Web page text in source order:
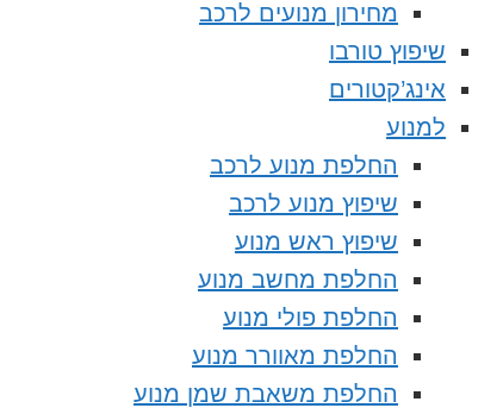
מחירון מנועים לרכב
שיפוץ טורבו
אינג’קטורים
למנוע
החלפת מנוע לרכב
שיפוץ מנוע לרכב
שיפוץ ראש מנוע
החלפת מחשב מנוע
החלפת פולי מנוע
החלפת מאוורר מנוע
החלפת משאבת שמן מנוע